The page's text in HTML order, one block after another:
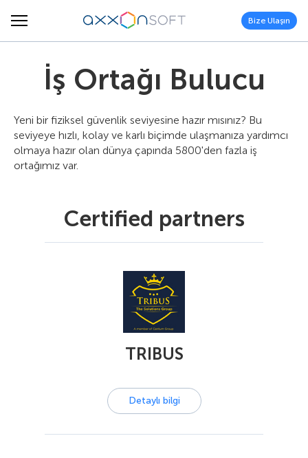
Bize Ulaşın
İş Ortağı Bulucu
Yeni bir fiziksel güvenlik seviyesine hazır mısınız? Bu
seviyeye hızlı, kolay ve karlı biçimde ulaşmanıza yardımcı
olmaya hazır olan dünya çapında 5800'den fazla iş
ortağımız var.
Certified partners
TRIBUS
Detaylı bilgi